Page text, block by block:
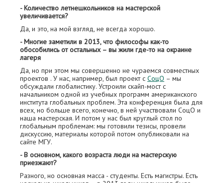
- Количество летнешкольников на мастерской
увеличивается?
Да, и это, на мой взгляд, не всегда хорошо.
- Многие заметили в 2013, что философы как-то
обособились от остальных – вы жили где-то на окраине
лагеря
Да, но при этом мы совершенно не чураемся совместных
проектов . У нас, например, был проект с СоцО – мы
обсуждали глобалистику. Устроили скайп-мост с
начальником одной из учебных программ американского
института глобальных проблем. Эта конференция была для
всех, но больше всего, конечно, в ней участвовали СоцО и
наша мастерская. И потом у нас был круглый стол по
глобальным проблемам: мы готовили тезисы, провели
дискуссию, материалы которой потом опубликовали на
сайте МГУ.
- В основном, какого возраста люди на мастерскую
приезжают?
Разного, но основная масса - студенты. Есть магистры. Есть